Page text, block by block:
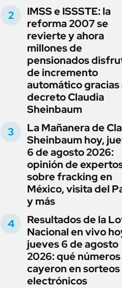
IMSS e ISSSTE: la
reforma 2007 se
revierte y ahora
millones de
pensionados
de incremento
automático gracias
decreto Claudia
Sheinbaum
La Mañanera de
Sheinbaum hoy,
6 de agosto 2026:
opinión de
sobre fracking en
México, visita del
y más
Resultados de la
Nacional en vivo
jueves 6 de agosto
2026: qué números
cayeron en sorteos
electrónicos